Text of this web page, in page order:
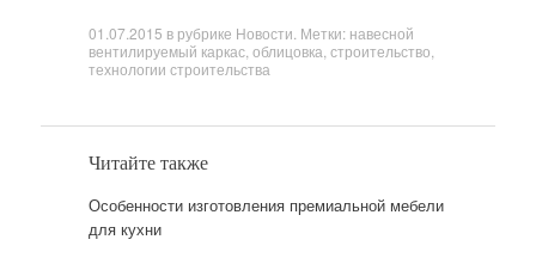
01.07.2015 в рубрике Новости . Метки: навесной
вентилируемый каркас, облицовка строительство
технологии строительства
Читайте также
Особенности изготовления премиальной мебели
для кухни